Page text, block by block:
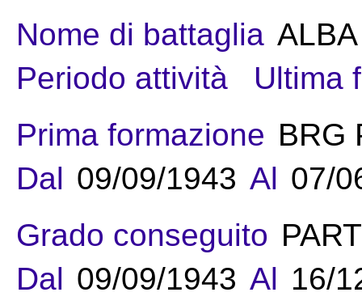
Nome di battaglia ALBA
Periodo attività
Ultima
Prima formazione BRG
Dal 09/09/1943 Al 07/
Grado conseguito
Dal 09/09/1943 Al 16/